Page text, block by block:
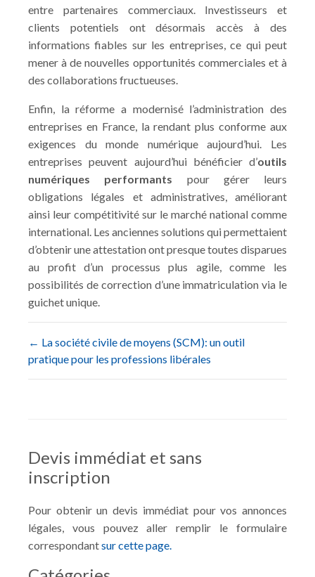
entre partenaires commerciaux. Investisseurs et
clients potentiels ont désormais accès à des
informations fiables sur les entreprises, ce qui peut
mener à de nouvelles opportunités commerciales et à
des collaborations fructueuses.
Enfin, la réforme a modernisé l’administration des
entreprises en France, la rendant plus conforme aux
exigences du monde numérique aujourd’hui. Les
entreprises peuvent aujourd’hui bénéficier d’outils
numériques performants pour gérer leurs
obligations légales et administratives, améliorant
ainsi leur compétitivité sur le marché national comme
international. Les anciennes solutions qui permettaient
d’obtenir une attestation ont presque toutes disparues
au profit d’un processus plus agile, comme les
possibilités de correction d’une immatriculation via le
guichet unique.
← La société civile de moyens (SCM): un outil
pratique pour les professions libérales
Devis immédiat et sans
inscription
Pour obtenir un devis immédiat pour vos annonces
légales, vous pouvez aller remplir le formulaire
correspondantsur cette page.